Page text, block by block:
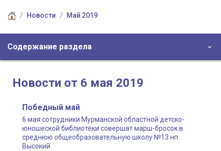
Новости Май 2019
Содержание раздела
Новости от 6 мая 2019
Победный май
6 мая сотрудники Мурманской областной детско-
юношеской библиотеки совершат марш-бросок в
среднюю общеобразовательную школу №13 нп
Высокий